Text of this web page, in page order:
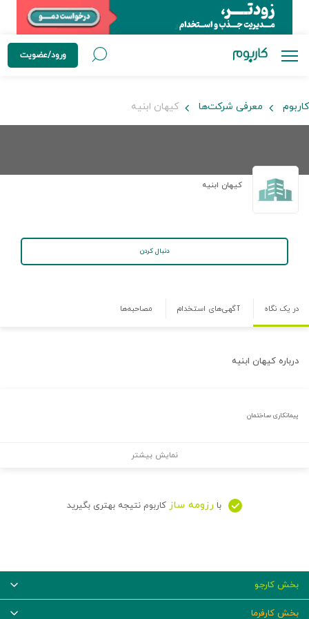
ورود/عضویت
کاربوم معرفی شرکت‌ها کیهان ابنیه
کیهان ابنیه
دنبال کردن
در یک نگاه آگهی‌های استخدام مصاحبه‌ها
درباره کیهان ابنیه
پیمانکاری ساختمان
نمایش بیشتر
با رزومه ساز کاربوم نتیجه بهتری بگیرید
بخش کارجو
بخش کارفرما